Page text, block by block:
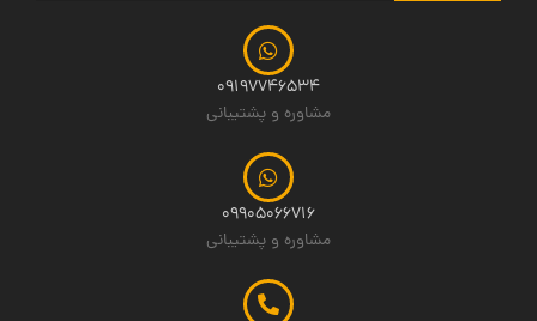
09197746534
مشاوره و پشتیبانی
09905066716
مشاوره و پشتیبانی